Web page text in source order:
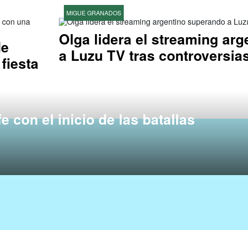
MIGUE GRANADOS
Olga lidera el streaming
a Luzu TV tras
con el inicio de las batallas